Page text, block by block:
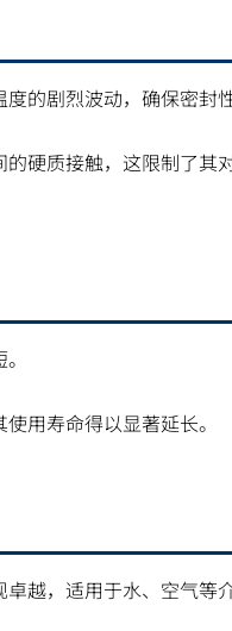
的剧烈波动，确保密封
硬质接触，这限制了
用寿命得以显著延长。
越，适用于水、空气等介